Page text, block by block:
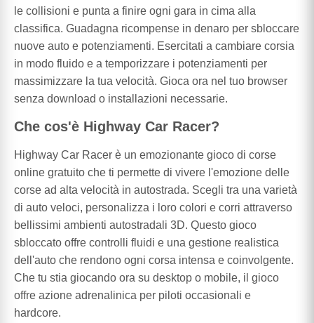
le collisioni e punta a finire ogni gara in cima alla
classifica. Guadagna ricompense in denaro per sbloccare
nuove auto e potenziamenti. Esercitati a cambiare corsia
in modo fluido e a temporizzare i potenziamenti per
massimizzare la tua velocità. Gioca ora nel tuo browser
senza download o installazioni necessarie.
Che cos'è Highway Car Racer?
Highway Car Racer è un emozionante gioco di corse
online gratuito che ti permette di vivere l'emozione delle
corse ad alta velocità in autostrada. Scegli tra una varietà
di auto veloci, personalizza i loro colori e corri attraverso
bellissimi ambienti autostradali 3D. Questo gioco
sbloccato offre controlli fluidi e una gestione realistica
dell'auto che rendono ogni corsa intensa e coinvolgente.
Che tu stia giocando ora su desktop o mobile, il gioco
offre azione adrenalinica per piloti occasionali e
hardcore.